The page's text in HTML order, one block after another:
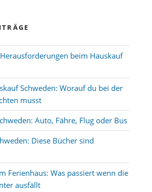
beim Hauskauf
Schweden: Worauf du bei der
musst
Auto, Fähre, Flug oder Bus
Diese Bücher sind
Ferienhaus: Was passiert wenn die
ausfällt